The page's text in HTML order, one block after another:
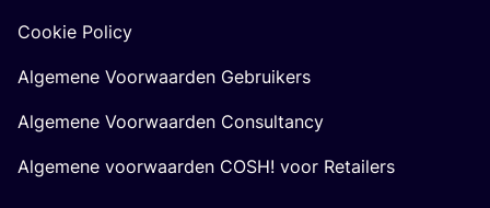
Cookie Policy
Algemene Voorwaarden Gebruikers
Algemene Voorwaarden Consultancy
Algemene voorwaarden COSH! voor Retailers